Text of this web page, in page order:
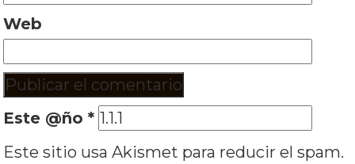
Web
Este @ño*
Este sitio usa Akismet para reducir el spam.